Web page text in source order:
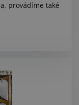
provádíme také